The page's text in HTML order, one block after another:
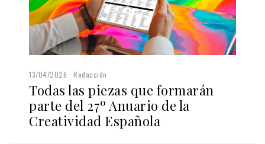
13/04/2026 Redacción
Todas las piezas que formarán
parte del 27º Anuario de la
Creatividad Española